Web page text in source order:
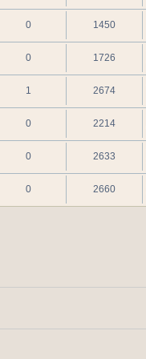
0 1450
0 1726
1 2674
0 2214
0 2633
0 2660